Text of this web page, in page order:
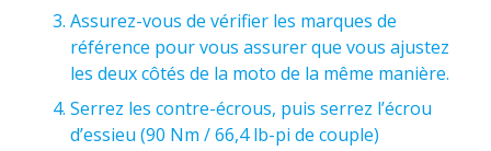
Assurez-vous de vérifier les marques de
référence pour vous assurer que vous ajustez
les deux côtés de la moto de la même manière.
Serrez les contre-écrous, puis serrez l’écrou
d’essieu (90 Nm / 66,4 lb-pi de couple)